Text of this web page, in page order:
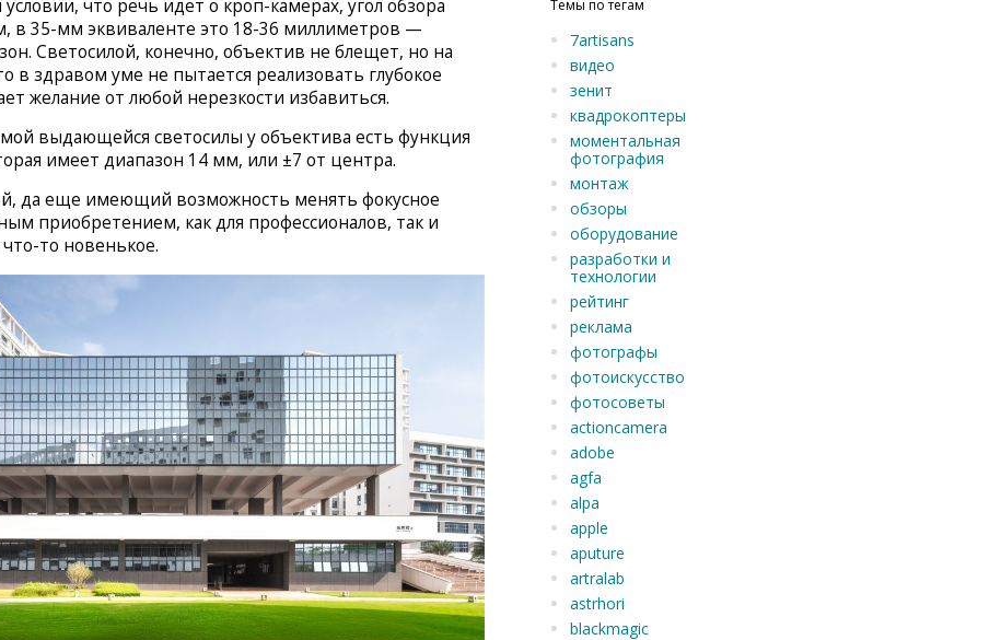
что речь идет о кроп-камерах, угол обзора
в 35-мм эквиваленте это 18-36 миллиметров —
Светосилой, конечно, объектив не блещет, но на
в здравом уме не пытается реализовать глубокое
желание от любой нерезкости избавиться.
выдающейся светосилы у объектива есть функция
имеет диапазон 14 мм, или ±7 от центра.
да еще имеющий возможность менять фокусное
приобретением, как для профессионалов, так и
то новенькое.
Темы по тегам
7artisans
видео
зенит
квадрокоптеры
моментальная
фотография
монтаж
обзоры
оборудование
разработки и
технологии
рейтинг
реклама
фотографы
фотоискусство
фотосоветы
actioncamera
adobe
agfa
alpa
apple
aputure
artralab
astrhori
blackmagic